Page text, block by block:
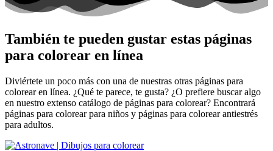
También te pueden gustar estas páginas
para colorear en línea
Diviértete un poco más con una de nuestras otras páginas para
colorear en línea. ¿Qué te parece, te gusta? ¿O prefiere buscar algo
en nuestro extenso catálogo de páginas para colorear? Encontrará
páginas para colorear para niños y páginas para colorear antiestrés
para adultos.